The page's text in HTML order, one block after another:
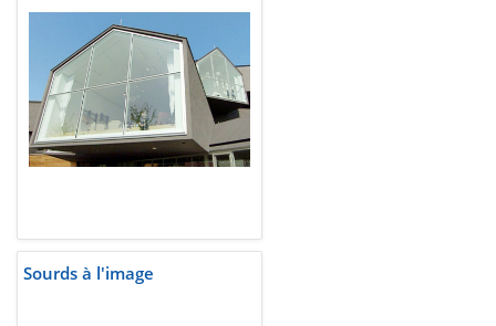
Sourds à l'image